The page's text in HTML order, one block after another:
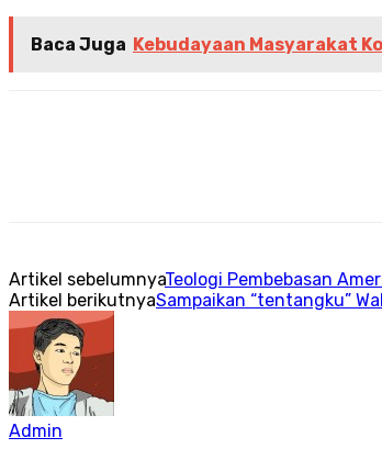
Baca Juga Kebudayaan Masyarakat
Artikel sebelumnyaTeologi Pembebasan
Artikel berikutnyaSampaikan “tentangku”
Admin